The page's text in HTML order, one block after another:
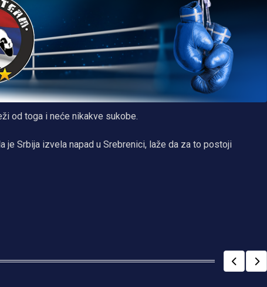
od toga i neće nikakve sukobe.
Srbija izvela napad u Srebrenici, laže da za to postoji